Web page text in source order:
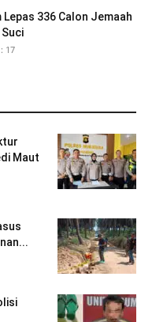
Lepas 336 Calon Jemaah
Suci
17
Maut